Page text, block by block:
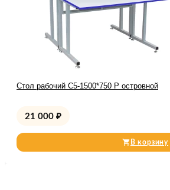
Стол рабочий С5-1500*750 Р островной
21 000 ₽
В корзину